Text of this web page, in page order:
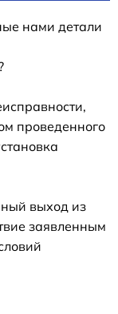
нами детали
проведенного
выход из
заявленным